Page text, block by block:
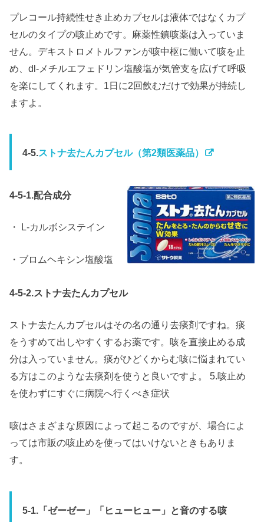
プレコール持続性せき止めカプセルは液体ではなくカプ
セルのタイプの咳止めです。麻薬性鎮咳薬は入っていま
せん。デキストロメトルファンが咳中枢に働いて咳を止
め、dl-メチルエフェドリン塩酸塩が気管支を広げて呼吸
を楽にしてくれます。1日に2回飲むだけで効果が持続し
ますよ。
4-5.ストナ去たんカプセル（第2類医薬品）
4-5-1.配合成分
・ L-カルボシステイン
・ブロムヘキシン塩酸塩
4-5-2.ストナ去たんカプセル
ストナ去たんカプセルはその名の通り去痰剤ですね。痰
をうすめて出しやすくするお薬です。咳を直接止める成
分は入っていません。痰がひどくからむ咳に悩まれてい
る方はこのような去痰剤を使うと良いですよ。 5.咳止め
を使わずにすぐに病院へ行くべき症状
咳はさまざまな原因によって起こるのですが、場合によ
っては市販の咳止めを使ってはいけないときもありま
す。
5-1.「ゼーゼー」「ヒューヒュー」と音のする咳